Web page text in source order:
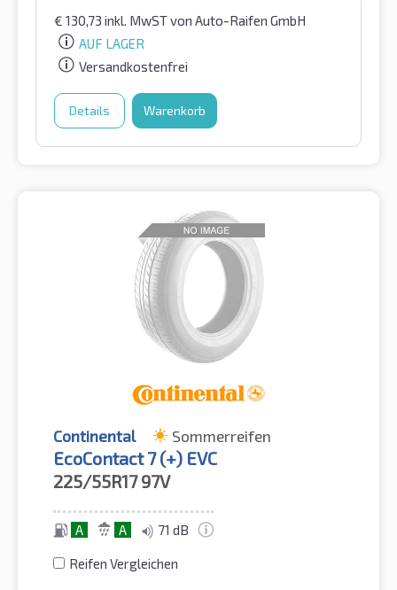
€ 130,73 inkl. MwSTvon Auto-Raifen GmbH
AUF LAGER
Versandkostenfrei
Details Warenkorb
Continental Sommerreifen
EcoContact 7 (+) EVC
225/55R17 97V
A A 71 dB
Reifen Vergleichen